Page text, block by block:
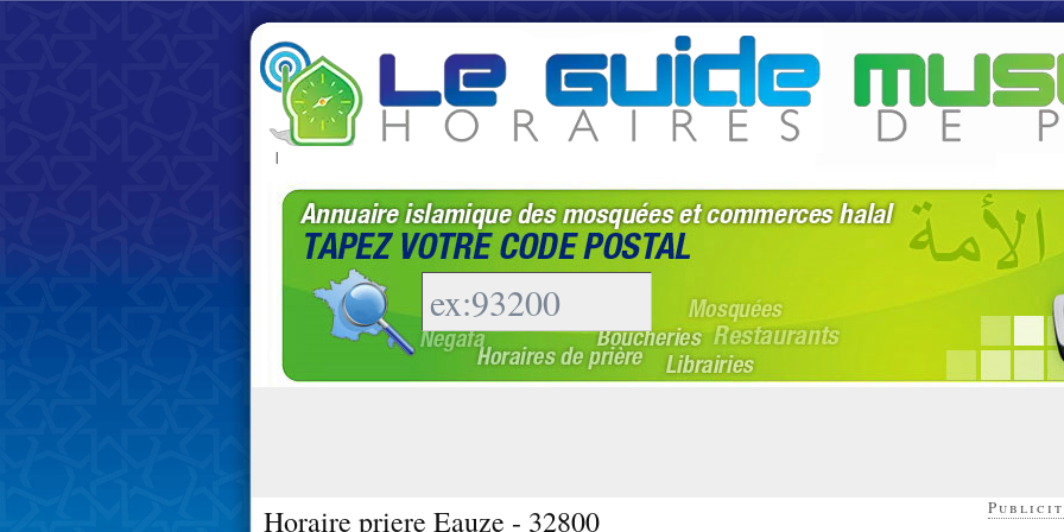
|
Horaire priere Eauze - 32800